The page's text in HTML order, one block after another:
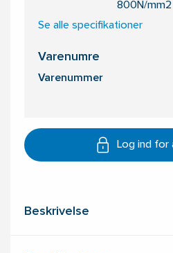
800N/mm2
Se alle specifikationer
Varenumre
Varenummer
Log ind for
Beskrivelse